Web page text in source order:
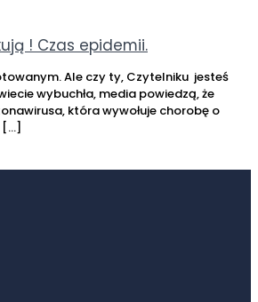
! Czas epidemii.
Ale czy ty, Czytelniku jesteś
wybuchła, media powiedzą, że
która wywołuje chorobę o
[…]